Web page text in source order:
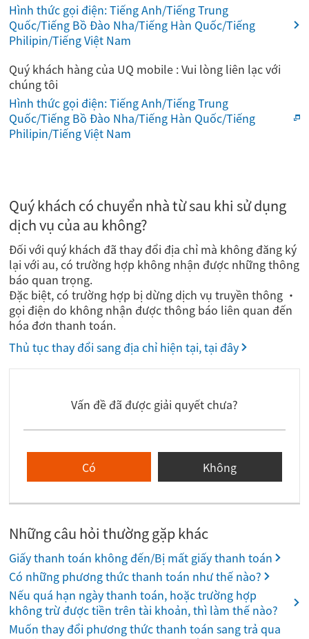
Hình thức gọi điện: Tiếng Anh/Tiếng Trung
Quốc/Tiếng Bồ Đào Nha/Tiếng Hàn Quốc/Tiếng
Philipin/Tiếng Việt Nam
Quý khách hàng của UQ mobile : Vui lòng liên lạc với
chúng tôi
Hình thức gọi điện: Tiếng Anh/Tiếng Trung
Quốc/Tiếng Bồ Đào Nha/Tiếng Hàn Quốc/Tiếng
Philipin/Tiếng Việt Nam
Quý khách có chuyển nhà từ sau khi sử dụng
dịch vụ của au không?
Đối với quý khách đã thay đổi địa chỉ mà không đăng ký
lại với au, có trường hợp không nhận được những thông
báo quan trọng.
Đặc biệt, có trường hợp bị dừng dịch vụ truyền thông ・
gọi điện do không nhận được thông báo liên quan đến
hóa đơn thanh toán.
Thủ tục thay đổi sang địa chỉ hiện tại, tại đây
Vấn đề đã được giải quyết chưa?
Có Không
Những câu hỏi thường gặp khác
Giấy thanh toán không đến/Bị mất giấy thanh toán
Có những phương thức thanh toán như thế nào?
Nếu quá hạn ngày thanh toán, hoặc trường hợp
không trừ được tiền trên tài khoản, thì làm thế nào?
Muốn thay đổi phương thức thanh toán sang trả qua